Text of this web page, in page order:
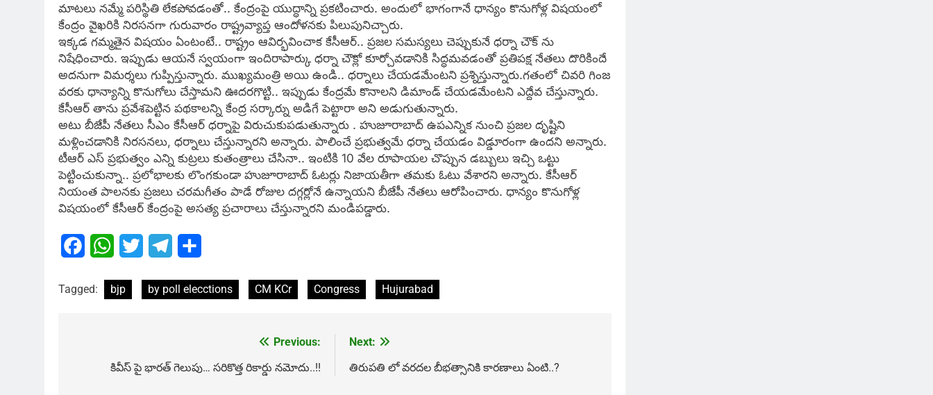
మాట‌లు న‌మ్మే ప‌రిస్థితి లేక‌పోవ‌డంతో.. కేంద్రంపై యుద్ధాన్ని ప్ర‌క‌టించారు. అందులో భాగంగానే ధాన్యం కొనుగోళ్ల విష‌యంలో
కేంద్రం వైఖ‌రికి నిర‌స‌న‌గా గురువారం రాష్ట్ర‌వ్యాప్త ఆందోళ‌న‌కు పిలుపునిచ్చారు.
ఇక్క‌డ గ‌మ్మ‌తైన విష‌యం ఏంటంటే.. రాష్ట్రం ఆవిర్భవించాక కేసీఆర్.. ప్రజల సమస్యలు చెప్పుకునే ధర్నా చౌక్ ను
నిషేధించారు. ఇప్పుడు ఆయనే స్వయంగా ఇందిరాపార్కు ధర్నా చౌక్లో కూర్చోవడానికి సిద్ధమవ‌డంతో ప్ర‌తిప‌క్ష నేతలు దొరికిందే
అద‌నుగా విమ‌ర్శ‌లు గుప్పిస్తున్నారు. ముఖ్యమంత్రి అయి ఉండి.. ధర్నాలు చేయడమేంటని ప్రశ్నిస్తున్నారు.గతంలో చివరి గింజ
వరకు ధాన్యాన్ని కొనుగోలు చేస్తామని ఊదరగొట్టి.. ఇప్పుడు కేంద్రమే కొనాలని డిమాండ్ చేయడమేంటని ఎద్దేవ చేస్తున్నారు.
కేసీఆర్ తాను ప్రవేశపెట్టిన పథకాలన్ని కేంద్ర సర్కార్ను అడిగే పెట్టారా అని అడుగుతున్నారు.
అటు బీజేపీ నేత‌లు సీఎం కేసీఆర్ ధ‌ర్నాపై విరుచుకుప‌డుతున్నారు . హుజూరాబాద్ ఉపఎన్నిక నుంచి ప్రజల దృష్టిని
మళ్లించడానికి నిరసనలు, ధర్నాలు చేస్తున్నారని అన్నారు. పాలించే ప్రభుత్వమే ధర్నా చేయడం విడ్డూరంగా ఉందని అన్నారు.
టీఆర్ ఎస్ ప్రభుత్వం ఎన్ని కుట్రలు కుతంత్రాలు చేసినా.. ఇంటికి 10 వేల రూపాయల చొప్పున డబ్బులు ఇచ్చి ఒట్టు
పెట్టించుకున్నా.. ప్రలోభాలకు లొంగకుండా హుజూరాబాద్ ఓటర్లు నిజాయతీగా తమ‌కు ఓటు వేశారని అన్నారు. కేసీఆర్
నియంత పాల‌న‌కు ప్ర‌జ‌లు చ‌ర‌మ‌గీతం పాడే రోజుల ద‌గ్గ‌ర్లోనే ఉన్నాయ‌ని బీజేపీ నేత‌లు ఆరోపించారు. ధాన్యం కొనుగోళ్ల
విష‌యంలో కేసీఆర్ కేంద్రంపై అస‌త్య ప్ర‌చారాలు చేస్తున్నార‌ని మండిప‌డ్డారు.
FacebookWhatsApp
Twitter Telegram
Tagged: bjp by poll elecctions CM KCr Congress Hujurabad
navigation
Previous:
కివీస్ పై భార‌త్ గెలుపు… స‌రికొత్త రికార్డు న‌మోదు..!!
Next:
తిరుప‌తి లో వ‌ర‌ద‌ల బీభ‌త్సానికి కార‌ణాలు ఏంటి..?